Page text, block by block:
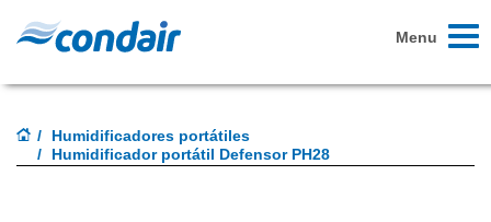
Menu
Humidificadores portátiles
Humidificador portátil Defensor PH28